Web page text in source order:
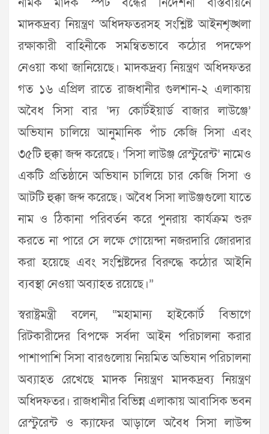
মাদকদ্রব্য নিয়ন্ত্রণ অধিদফতরসহ সংশ্লিষ্ট আইনশৃঙ্খলা
রক্ষাকারী বাহিনীকে সমন্বিতভাবে কঠোর পদক্ষেপ
নেওয়া কথা জানিয়েছে। মাদকদ্রব্য নিয়ন্ত্রণ অধিদফতর
গত ১৬ এপ্রিল রাতে রাজধানীর গুলশান-২ এলাকায়
অবৈধ সিসা বার ‘দ্য কোর্টইয়ার্ড বাজার লাউঞ্জে’
অভিযান চালিয়ে আনুমানিক পাঁচ কেজি সিসা এবং
৩৫টি হুক্কা জব্দ করেছে। ‘সিসা লাউঞ্জ রেস্টুরেন্ট’ নামেও
একটি প্রতিষ্ঠানে অভিযান চালিয়ে চার কেজি সিসা ও
আটটি হুক্কা জব্দ করেছে। অবৈধ সিসা লাউঞ্জগুলো যাতে
নাম ও ঠিকানা পরিবর্তন করে পুনরায় কার্যক্রম শুরু
করতে না পারে সে লক্ষে গোয়েন্দা নজরদারি জোরদার
করা হয়েছে এবং সংশ্লিষ্টদের বিরুদ্ধে কঠোর আইনি
ব্যবস্থা নেওয়া অব্যাহত রয়েছে।”
স্বরাষ্ট্রমন্ত্রী বলেন, “মহামান্য হাইকোর্ট বিভাগে
রিটকারীদের বিপক্ষে সর্বদা আইন পরিচালনা করার
পাশাপাশি সিসা বারগুলোয় নিয়মিত অভিযান পরিচালনা
অব্যাহত রেখেছে মাদক নিয়ন্ত্রণ মাদকদ্রব্য নিয়ন্ত্রণ
অধিদফতর। রাজধানীর বিভিন্ন এলাকায় আবাসিক ভবন
রেস্টুরেন্ট ও ক্যাফের আড়ালে অবৈধ সিসা লাউন্স